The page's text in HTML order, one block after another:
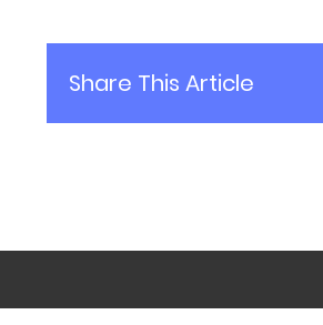
Share This Article